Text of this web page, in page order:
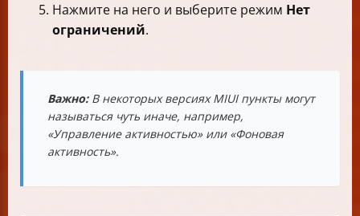
Нажмите на него и выберите режим Нет
ограничений.
Важно:В некоторых версиях MIUI пункты могут
называться чуть иначе, например,
«Управление активностью» или «Фоновая
активность».